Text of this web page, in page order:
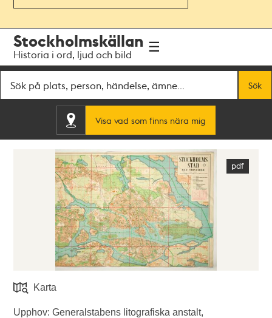
navigationen
huvudinnehållet
Stockholmskällan
Historia i ord, ljud och bild
Sök
Visa vad som finns nära mig
Karta
Upphov: Generalstabens litografiska anstalt,